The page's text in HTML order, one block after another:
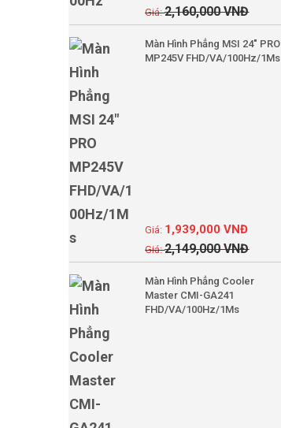
2,160,000VNĐ
Màn Hình Phẳng MSI 24" PRO
MP245V FHD/VA/100Hz/1Ms
2,149,000VNĐ
1,939,000VNĐ
Màn Hình Phẳng Cooler
Master CMI-GA241
FHD/VA/100Hz/1Ms